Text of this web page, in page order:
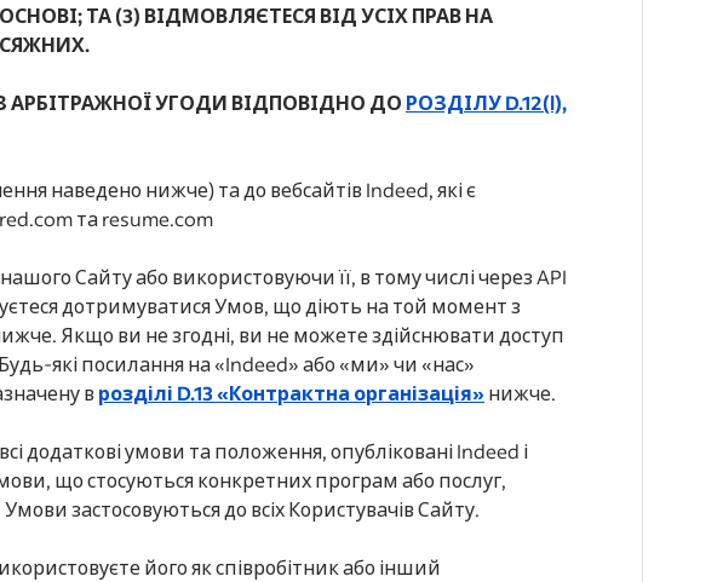
ТА (3) ВІДМОВЛЯЄТЕСЯ ВІД УСІХ ПРАВ НА
УГОДИ ВІДПОВІДНО ДО РОЗДІЛУ D.12(l),
наведено нижче) та до вебсайтів Indeed, які є
та resume.com
Сайту або використовуючи її, в тому числі через API
дотримуватися Умов, що діють на той момент з
Якщо ви не згодні, ви не можете здійснювати доступ
які посилання на «Indeed» або «ми» чи «нас»
в розділі D.13 «Контрактна організація» нижче.
умови та положення, опубліковані Indeed і
що стосуються конкретних програм або послуг,
застосовуються до всіх Користувачів Сайту.
його як співробітник або інший